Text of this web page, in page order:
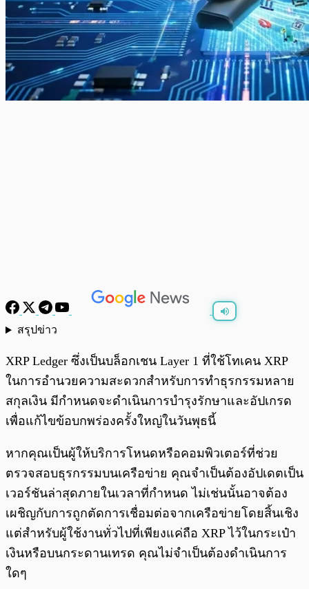
สรุปข่าว
XRP Ledger ซึ่งเป็นบล็อกเชน Layer 1 ที่ใช้โทเคน XRP
ในการอำนวยความสะดวกสำหรับการทำธุรกรรมหลาย
สกุลเงิน มีกำหนดจะดำเนินการบำรุงรักษาและอัปเกรด
เพื่อแก้ไขข้อบกพร่องครั้งใหญ่ในวันพุธนี้
หากคุณเป็นผู้ให้บริการโหนดหรือคอมพิวเตอร์ที่ช่วย
ตรวจสอบธุรกรรมบนเครือข่าย คุณจำเป็นต้องอัปเดตเป็น
เวอร์ชันล่าสุดภายในเวลาที่กำหนด ไม่เช่นนั้นอาจต้อง
เผชิญกับการถูกตัดการเชื่อมต่อจากเครือข่ายโดยสิ้นเชิง
แต่สำหรับผู้ใช้งานทั่วไปที่เพียงแค่ถือ XRP ไว้ในกระเป๋า
เงินหรือบนกระดานเทรด คุณไม่จำเป็นต้องดำเนินการ
ใดๆ